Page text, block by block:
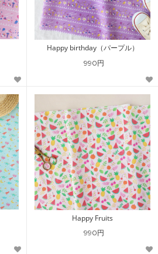
Happy birthday（パープル）
990円
Happy Fruits
990円